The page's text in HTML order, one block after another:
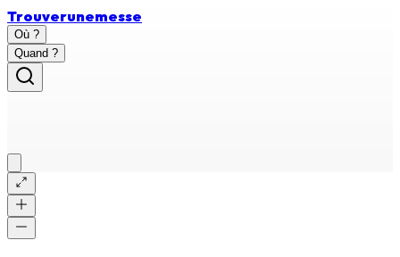
Trouverunemesse
Où ?
Quand ?